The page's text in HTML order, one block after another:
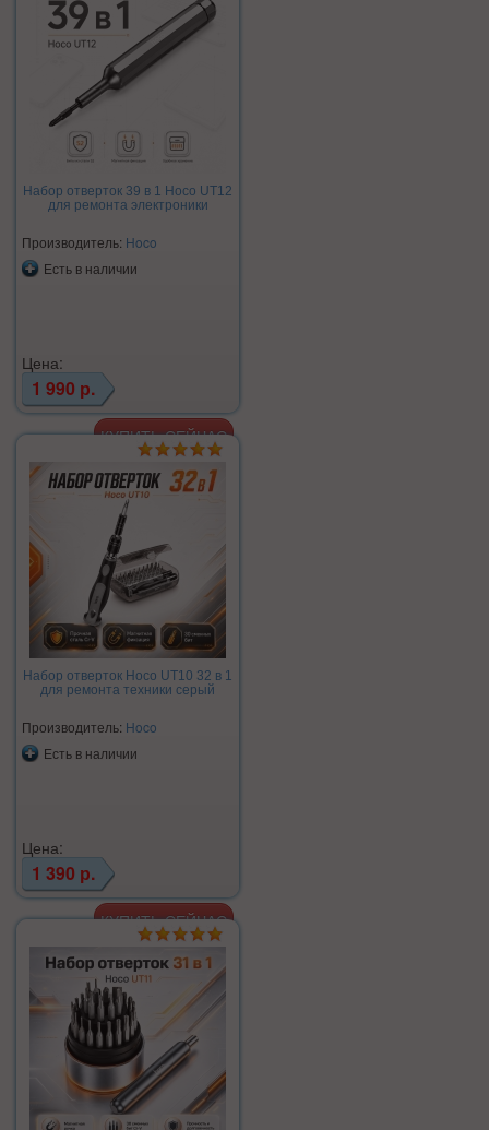
Набор отверток 39 в 1 Hoco UT12
для ремонта электроники
Производитель: Hoco
Есть в наличии
Цена:
1 990 р.
Набор отверток Hoco UT10 32 в 1
для ремонта техники серый
Производитель: Hoco
Есть в наличии
Цена:
1 390 р.